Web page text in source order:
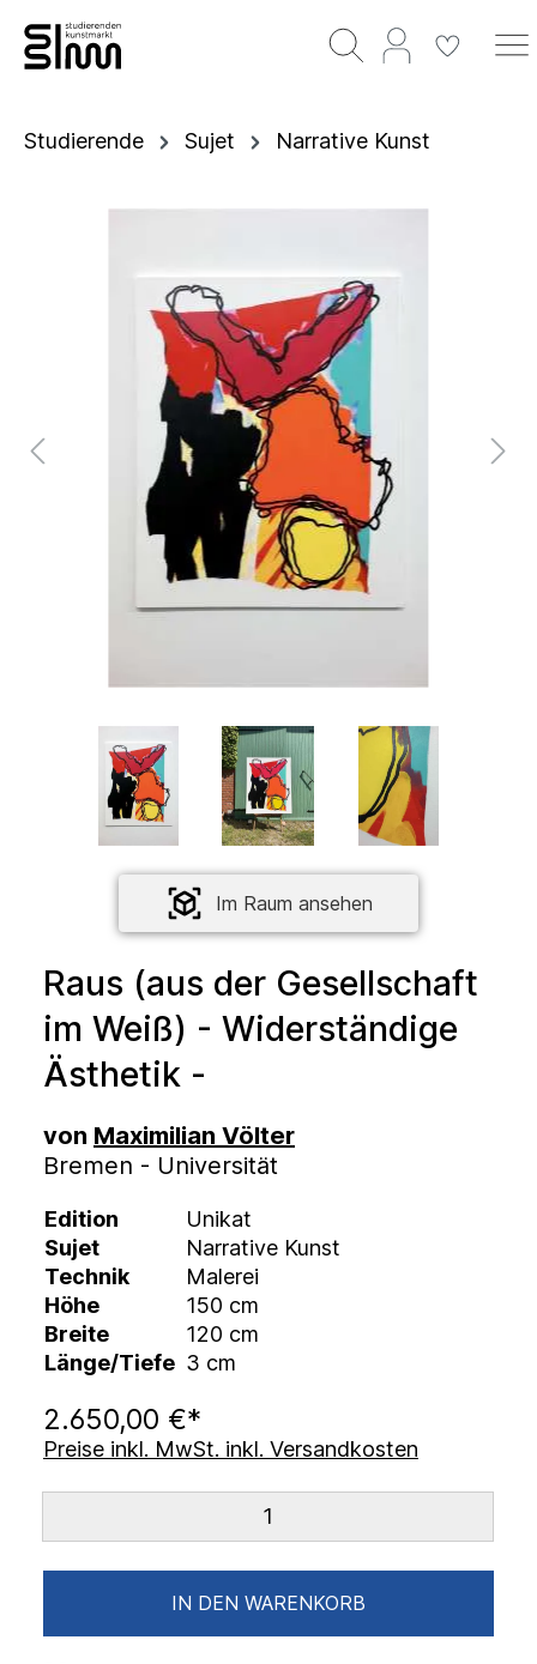
Studierende Sujet Narrative Kunst
Im Raum ansehen
Raus (aus der Gesellschaft
im Weiß) - Widerständige
Ästhetik -
von Maximilian Völter
Bremen - Universität
Edition
Unikat
Sujet
Narrative Kunst
Technik
Malerei
Höhe
150 cm
Breite
120 cm
Länge/Tiefe 3 cm
2.650,00 €*
Preise inkl. MwSt. inkl. Versandkosten
IN DEN WARENKORB